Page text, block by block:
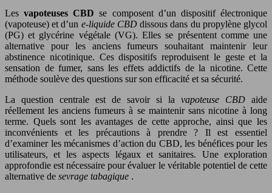
Lesvapoteuses CBDse composent d’un dispositif électronique
(vapoteuse) et d’un e-liquide CBDdissous dans du propylène glycol
(PG) et glycérine végétale (VG). Elles se présentent comme une
alternative pour les anciens fumeurs souhaitant maintenir leur
abstinence nicotinique. Ces dispositifs reproduisent le geste et la
sensation de fumer, sans les effets addictifs de la nicotine. Cette
méthode soulève des questions sur son efficacité et sa sécurité.
La question centrale est de savoir si la vapoteuse CBD aide
réellement les anciens fumeurs à se maintenir sans nicotine à long
terme. Quels sont les avantages de cette approche, ainsi que les
inconvénients et les précautions à prendre ? Il est essentiel
d’examiner les mécanismes d’action du CBD, les bénéfices pour les
utilisateurs, et les aspects légaux et sanitaires. Une exploration
approfondie est nécessaire pour évaluer le véritable potentiel de cette
alternative de sevrage tabagique .